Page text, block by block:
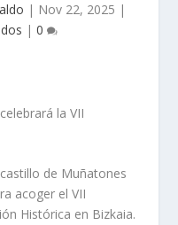
| Nov 22, 2025 |
| 0
la VII
de Muñatones
acoger el VII
Histórica en Bizkaia.